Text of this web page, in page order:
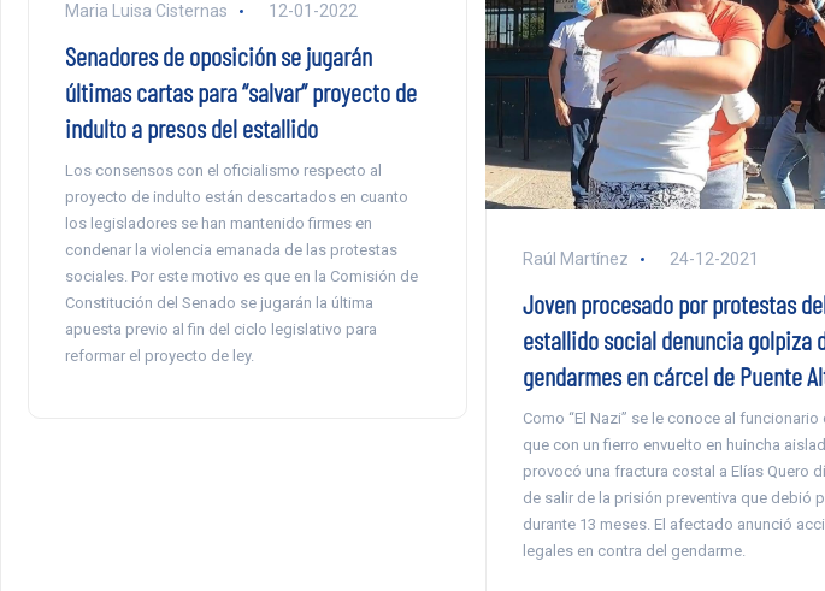
Maria Luisa Cisternas 12-01-2022
Senadores de oposición se jugarán
últimas cartas para “salvar” proyecto de
indulto a presos del estallido
Los consensos con el oficialismo respecto al
proyecto de indulto están descartados en cuanto
los legisladores se han mantenido firmes en
condenar la violencia emanada de las protestas
sociales. Por este motivo es que en la Comisión de
Constitución del Senado se jugarán la última
apuesta previo al fin del ciclo legislativo para
reformar el proyecto de ley.
Raúl Martínez 24-12-2021
Joven procesado por protestas
estallido social denuncia golpiza
gendarmes en cárcel de Puente
Como “El Nazi” se le conoce al funcionario
que con un fierro envuelto en huincha
provocó una fractura costal a Elías Quero
de salir de la prisión preventiva que debió
durante 13 meses. El afectado anunció
legales en contra del gendarme.